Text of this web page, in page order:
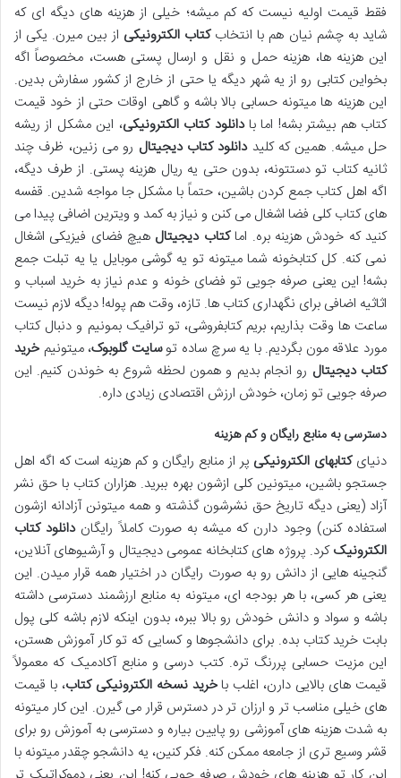
فقط قیمت اولیه نیست که کم میشه؛ خیلی از هزینه های دیگه ای که
شاید به چشم نیان هم با انتخابکتاب الکترونیکی از بین میرن. یکی از
این هزینه ها، هزینه حمل و نقل و ارسال پستی هست، مخصوصاً اگه
بخواین کتابی رو از یه شهر دیگه یا حتی از خارج از کشور سفارش بدین.
این هزینه ها میتونه حسابی بالا باشه و گاهی اوقات حتی از خود قیمت
کتاب هم بیشتر بشه! اما بادانلود کتاب الکترونیکی، این مشکل از ریشه
حل میشه. همین که کلیددانلود کتاب دیجیتال رو می زنین، ظرف چند
ثانیه کتاب تو دستتونه، بدون حتی یه ریال هزینه پستی. از طرف دیگه،
اگه اهل کتاب جمع کردن باشین، حتماً با مشکل جا مواجه شدین. قفسه
های کتاب کلی فضا اشغال می کنن و نیاز به کمد و ویترین اضافی پیدا می
کنید که خودش هزینه بره. اماکتاب دیجیتال هیچ فضای فیزیکی اشغال
نمی کنه. کل کتابخونه شما میتونه تو یه گوشی موبایل یا یه تبلت جمع
بشه! این یعنی صرفه جویی تو فضای خونه و عدم نیاز به خرید اسباب و
اثاثیه اضافی برای نگهداری کتاب ها. تازه، وقت هم پوله! دیگه لازم نیست
ساعت ها وقت بذاریم، بریم کتابفروشی، تو ترافیک بمونیم و دنبال کتاب
مورد علاقه مون بگردیم. با یه سرچ ساده توسایت گلوبوک، میتونیمخرید
کتاب دیجیتال رو انجام بدیم و همون لحظه شروع به خوندن کنیم. این
صرفه جویی تو زمان، خودش ارزش اقتصادی زیادی داره.
دسترسی به منابع رایگان و کم هزینه
دنیایکتابهای الکترونیکی پر از منابع رایگان و کم هزینه است که اگه اهل
جستجو باشین، میتونین کلی ازشون بهره ببرید. هزاران کتاب با حق نشر
آزاد (یعنی دیگه تاریخ حق نشرشون گذشته و همه میتونن آزادانه ازشون
استفاده کنن) وجود دارن که میشه به صورت کاملاً رایگاندانلود کتاب
الکترونیککرد. پروژه های کتابخانه عمومی دیجیتال و آرشیوهای آنلاین،
گنجینه هایی از دانش رو به صورت رایگان در اختیار همه قرار میدن. این
یعنی هر کسی، با هر بودجه ای، میتونه به منابع ارزشمند دسترسی داشته
باشه و سواد و دانش خودش رو بالا ببره، بدون اینکه لازم باشه کلی پول
بابت خرید کتاب بده. برای دانشجوها و کسایی که تو کار آموزش هستن،
این مزیت حسابی پررنگ تره. کتب درسی و منابع آکادمیک که معمولاً
قیمت های بالایی دارن، اغلب باخرید نسخه الکترونیکی کتاب، با قیمت
های خیلی مناسب تر و ارزان تر در دسترس قرار می گیرن. این کار میتونه
به شدت هزینه های آموزشی رو پایین بیاره و دسترسی به آموزش رو برای
قشر وسیع تری از جامعه ممکن کنه. فکر کنین، یه دانشجو چقدر میتونه با